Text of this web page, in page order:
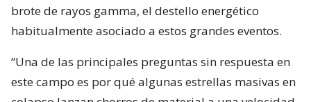
brote de rayos gamma, el destello energético
habitualmente asociado a estos grandes eventos.
“Una de las principales preguntas sin respuesta en
este campo es por qué algunas estrellas masivas en